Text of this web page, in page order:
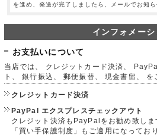
を進め、発送が完了しましたら、メールでお知ら
インフォメーシ
お支払いについて
当店では、 クレジットカード決済、
ト、 銀行振込、 郵便振替、 現金書留、 を
クレジットカード決済
PayPal エクスプレスチェックアウト
クレジット決済もPayPalをお勧め致しま
「買い手保護制度」もご適用になってお